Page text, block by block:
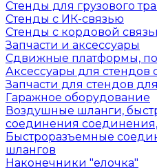
Стенды для грузового
Стенды с ИК-связью
Стенды с кордовой
Запчасти и аксессуары
Сдвижные платформы,
Аксессуары для стендов
Запчасти для стендов
Гаражное оборудование
Воздушные шланги,
соединения
Быстроразъемные
шлангов
Наконечники "елочка"